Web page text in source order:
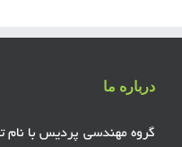
درباره ما